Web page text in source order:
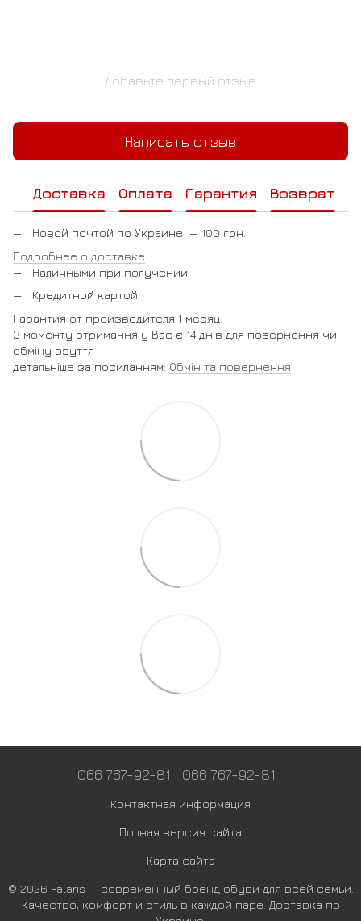
Добавьте первый отзыв
Написать отзыв
Доставка Оплата Гарантия Возврат
Новой почтой по Украине — 100 грн.
Подробнее о доставке
Наличными при получении
Кредитной картой
Гарантия от производителя 1 месяц.
З моменту отримання у Вас є 14 днів для повернення чи
обміну взуття
детальніше за посиланням: Обмін та повернення
066 767-92-81 066 767-92-81
Контактная информация
Полная версия сайта
Карта сайта
© 2026 Palaris — современный бренд обуви для всей семьи.
Качество, комфорт и стиль в каждой паре. Доставка по